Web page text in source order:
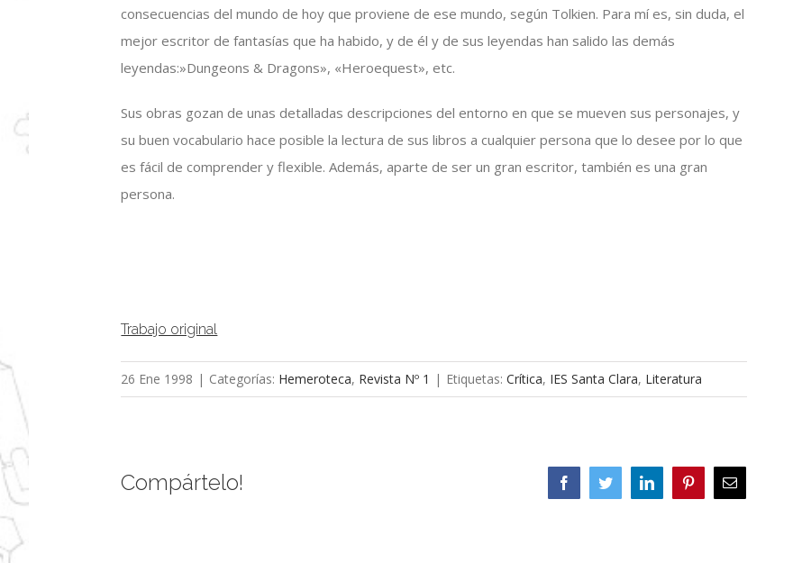
consecuencias del mundo de hoy que proviene de ese mundo, según Tolkien. Para mí es, sin duda, el
mejor escritor de fantasías que ha habido, y de él y de sus leyendas han salido las demás
leyendas:»Dungeons & Dragons», «Heroequest», etc.
Sus obras gozan de unas detalladas descripciones del entorno en que se mueven sus personajes, y
su buen vocabulario hace posible la lectura de sus libros a cualquier persona que lo desee por lo que
es fácil de comprender y flexible. Además, aparte de ser un gran escritor, también es una gran
persona.
Trabajo original
26 Ene 1998 | Categorías: Hemeroteca, Revista Nº 1 | Etiquetas:Crítica, IES Santa Clara, Literatura
Compártelo! FacebookTwitterLinkedIn PinterestCorreo
electrónico